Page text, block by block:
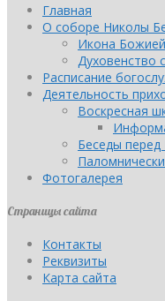
Главная
О соборе Николы
Икона
Духовенство
Расписание
Деятельность
Воскресная
Беседы
Фотогалерея
Страницы сайта
Контакты
Реквизиты
Карта сайта